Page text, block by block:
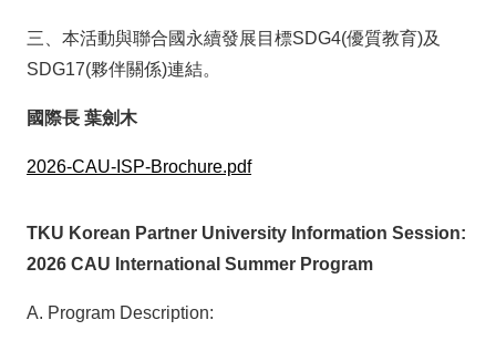
三、本活動與聯合國永續發展目標SDG4(優質教育)及
SDG17(夥伴關係)連結。
國際長 葉劍木
2026-CAU-ISP-Brochure.pdf
TKU Korean Partner University Information Session:
2026 CAU International Summer Program
A. Program Description: